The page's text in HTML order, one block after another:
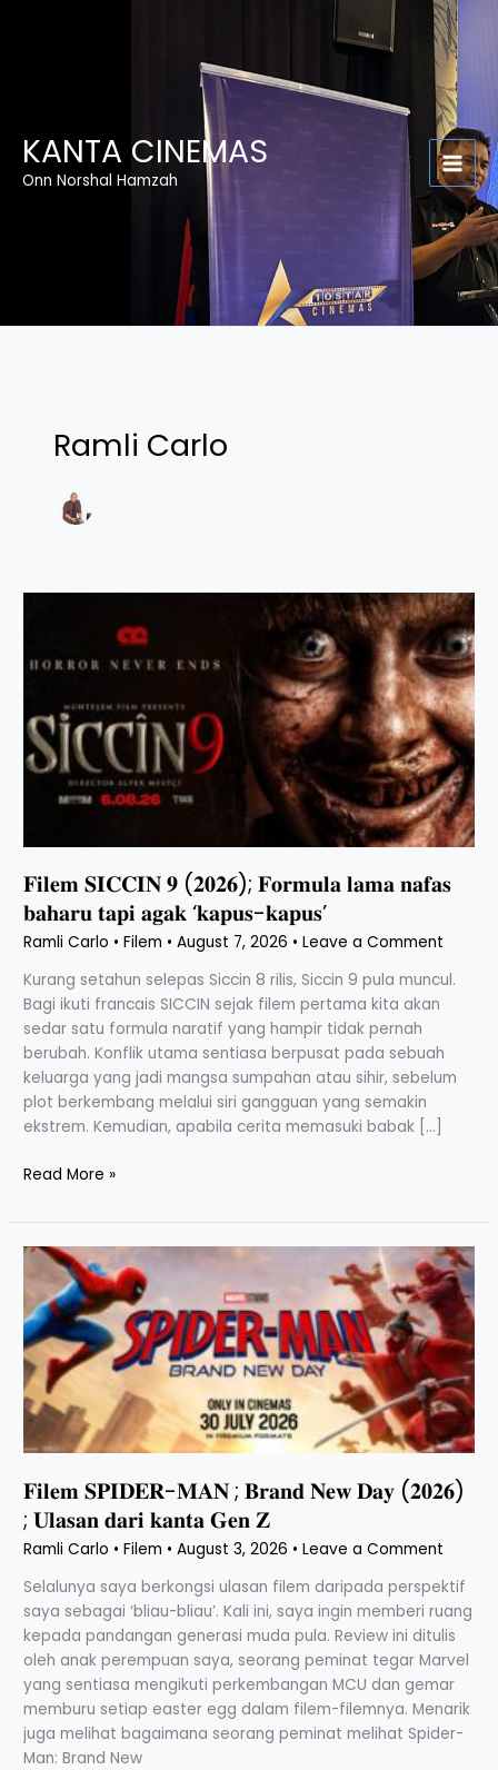
KANTA CINEMAS
Onn Norshal Hamzah
Ramli Carlo
𝐅𝐢𝐥𝐞𝐦 𝐒𝐈𝐂𝐂𝐈𝐍 𝟗 (𝟐𝟎𝟐𝟔); 𝐅𝐨𝐫𝐦𝐮𝐥𝐚 𝐥𝐚𝐦𝐚 𝐧𝐚𝐟𝐚𝐬
𝐛𝐚𝐡𝐚𝐫𝐮 𝐭𝐚𝐩𝐢 𝐚𝐠𝐚𝐤 ‘𝐤𝐚𝐩𝐮𝐬-𝐤𝐚𝐩𝐮𝐬’
Ramli Carlo •Filem •August 7, 2026 •Leave a Comment
Kurang setahun selepas Siccin 8 rilis, Siccin 9 pula muncul.
Bagi ikuti francais SICCIN sejak filem pertama kita akan
sedar satu formula naratif yang hampir tidak pernah
berubah. Konflik utama sentiasa berpusat pada sebuah
keluarga yang jadi mangsa sumpahan atau sihir, sebelum
plot berkembang melalui siri gangguan yang semakin
ekstrem. Kemudian, apabila cerita memasuki babak […]
(𝟐𝟎𝟐𝟔);
𝐅𝐨𝐫𝐦𝐮𝐥𝐚
𝐥𝐚𝐦𝐚
𝐧𝐚𝐟𝐚𝐬
𝐛𝐚𝐡𝐚𝐫𝐮
‘𝐤𝐚𝐩𝐮𝐬-
𝐤𝐚𝐩𝐮𝐬’
Read More »
𝐅𝐢𝐥𝐞𝐦 𝐒𝐏𝐈𝐃𝐄𝐑-𝐌𝐀𝐍 ; 𝐁𝐫𝐚𝐧𝐝 𝐍𝐞𝐰 𝐃𝐚𝐲 (𝟐𝟎𝟐𝟔)
; 𝐔𝐥𝐚𝐬𝐚𝐧 𝐝𝐚𝐫𝐢 𝐤𝐚𝐧𝐭𝐚 𝐆𝐞𝐧 𝐙
Ramli Carlo •Filem •August 3, 2026 •Leave a Comment
Selalunya saya berkongsi ulasan filem daripada perspektif
saya sebagai ‘bliau-bliau’. Kali ini, saya ingin memberi ruang
kepada pandangan generasi muda pula. Review ini ditulis
oleh anak perempuan saya, seorang peminat tegar Marvel
yang sentiasa mengikuti perkembangan MCU dan gemar
memburu setiap easter egg dalam filem-filemnya. Menarik
juga melihat bagaimana seorang peminat melihat Spider-
Man: Brand New
𝐅𝐢𝐥𝐞𝐦
𝐒𝐏𝐈𝐃𝐄𝐑-
𝐌𝐀𝐍
;
𝐁𝐫𝐚𝐧𝐝
𝐍𝐞𝐰
𝐃𝐚𝐲
(𝟐𝟎𝟐𝟔)
;
𝐝𝐚𝐫𝐢
𝐤𝐚𝐧𝐭𝐚
𝐆𝐞𝐧
h